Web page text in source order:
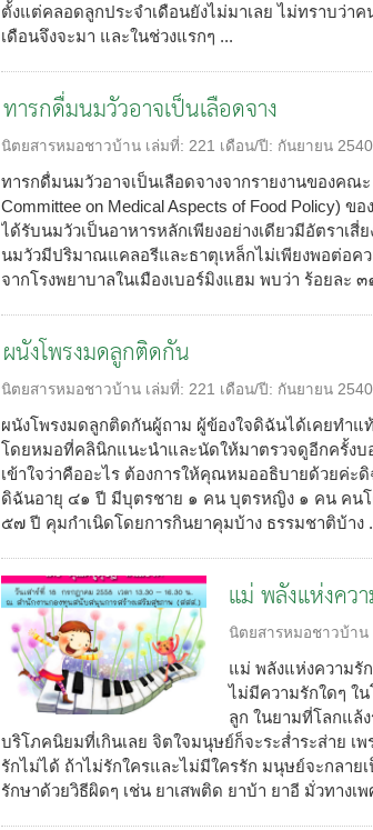
ตั้งแต่คลอดลูกประจำเดือนยังไม่มาเลย ไม่ทราบว่าค
เดือนจึงจะมา และในช่วงแรกๆ ...
ทารกดื่มนมวัวอาจเป็นเลือดจาง
นิตยสารหมอชาวบ้าน เล่มที่: 221 เดือน/ปี: กันยายน 2540
ทารกดื่มนมวัวอาจเป็นเลือดจางจากรายงานของคณ
Committee on Medical Aspects of Food Policy)
ได้รับนมวัวเป็นอาหารหลักเพียงอย่างเดียวมีอัตราเสี่
นมวัวมีปริมาณแคลอรีและธาตุเหล็กไม่เพียงพอต่อคว
จากโรงพยาบาลในเมืองเบอร์มิงแฮม พบว่า ร้อยละ ๓
ผนังโพรงมดลูกติดกัน
นิตยสารหมอชาวบ้าน เล่มที่: 221 เดือน/ปี: กันยายน 2540
ผนังโพรงมดลูกติดกันผู้ถาม ผู้ข้องใจดิฉันได้เคยทำ
โดยหมอที่คลินิกแนะนำและนัดให้มาตรวจดูอีกครั้ง
เข้าใจว่าคืออะไร ต้องการให้คุณหมออธิบายด้วยค่
ดิฉันอายุ ๔๑ ปี มีบุตรชาย ๑ คน บุตรหญิง ๑ คน คน
๕๗ ปี คุมกำเนิดโดยการกินยาคุมบ้าง ธรรมชาติบ้าง
แม่ พลังแห่งคว
นิตยสารหมอชาวบ้าน
แม่ พลังแห่งความรั
ไม่มีความรักใดๆ ใ
ลูก ในยามที่โลกแล้
บริโภคนิยมที่เกินเลย จิตใจมนุษย์ก็จะระส่ำระส่าย เ
รักไม่ได้ ถ้าไม่รักใครและไม่มีใครรัก มนุษย์จะกลาย
รักษาด้วยวิธีผิดๆ เช่น ยาเสพติด ยาบ้า ยาอี มั่วทางเพ